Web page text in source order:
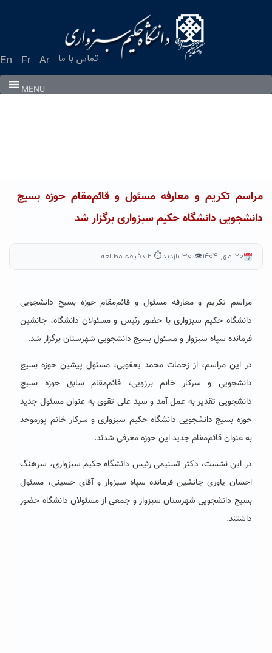
En Fr Ar تماس با ما
MENU
مراسم تکریم و معارفه مسئول و قائم‌مقام حوزه بسیج
دانشجویی دانشگاه حکیم سبزواری برگزار شد
۲۰ مهر ۱۴۰۴ 👁 ۳۰ بازدید ⏱ ۲ دقیقه مطالعه
مراسم تکریم و معارفه مسئول و قائم‌مقام حوزه بسیج دانشجویی
دانشگاه حکیم سبزواری با حضور رئیس و مسئولان دانشگاه، جانشین
فرمانده سپاه سبزوار و مسئول بسیج دانشجویی شهرستان برگزار شد.
در این مراسم، از زحمات محمد یعقوبی، مسئول پیشین حوزه بسیج
دانشجویی و سرکار خانم برزویی، قائم‌مقام سابق حوزه بسیج
دانشجویی تقدیر به عمل آمد و سید علی تقوی به عنوان مسئول جدید
حوزه بسیج دانشجویی دانشگاه حکیم سبزواری و سرکار خانم پورموحد
به عنوان قائم‌مقام جدید این حوزه معرفی شدند.
در این نشست، دکتر تسنیمیرئیس دانشگاه حکیم سبزواری، سرهنگ
احسان یاوری جانشین فرمانده سپاه سبزوار و آقای حسینی، مسئول
بسیج دانشجویی شهرستان سبزوار و جمعی از مسئولان دانشگاه حضور
داشتند.